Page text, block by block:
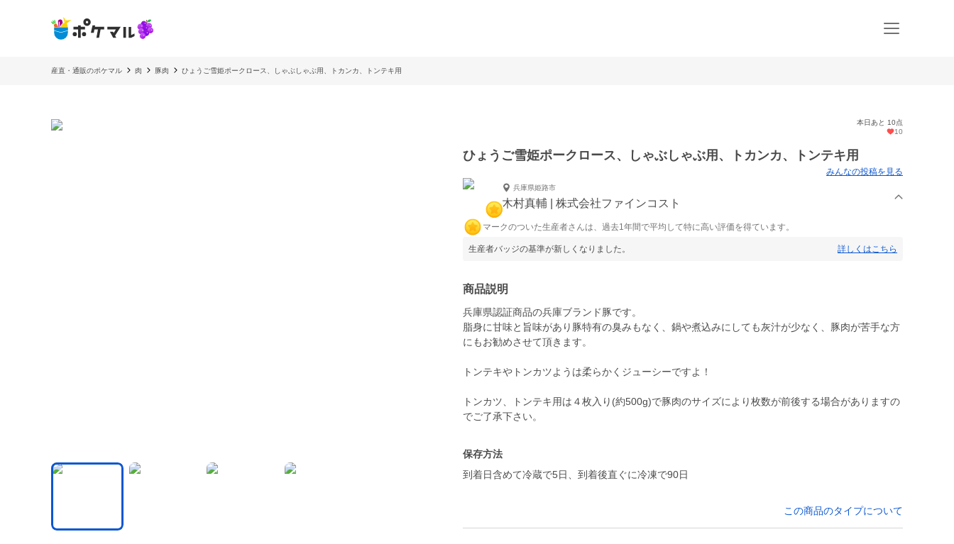
産直・通販のポケマル 肉 豚肉 ひょうご雪姫ポークロース、しゃぶしゃぶ用、トカンカ、トンテキ用
本日あと 10点
10
ひょうご雪姫ポークロース、しゃぶしゃぶ用、トカンカ、トンテキ用
みんなの投稿を見る
兵庫県姫路市
木村真輔 | 株式会社ファインコスト
マークのついた生産者さんは、過去1年間で平均して特に高い評価を得ています。
生産者バッジの基準が新しくなりました。 詳しくはこちら
商品説明
兵庫県認証商品の兵庫ブランド豚です。
脂身に甘味と旨味があり豚特有の臭みもなく、鍋や煮込みにしても灰汁が少なく、豚肉が苦手な方
にもお勧めさせて頂きます。
トンテキやトンカツようは柔らかくジューシーですよ！
トンカツ、トンテキ用は４枚入り(約500g)で豚肉のサイズにより枚数が前後する場合がありますの
でご了承下さい。
保存方法
到着日含めて冷蔵で5日、到着後直ぐに冷凍で90日
この商品のタイプについて